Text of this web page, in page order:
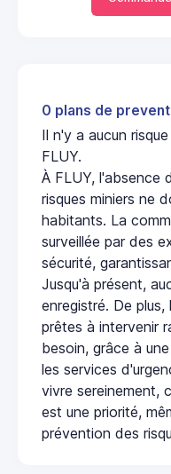
0 plans de
Il n'y a aucun
FLUY.
À FLUY, l'absence
risques miniers ne
habitants. La
surveillée par des
sécurité,
Jusqu'à présent,
enregistré. De
prêtes à intervenir
besoin, grâce à
les services
vivre sereinement,
est une priorité,
prévention des